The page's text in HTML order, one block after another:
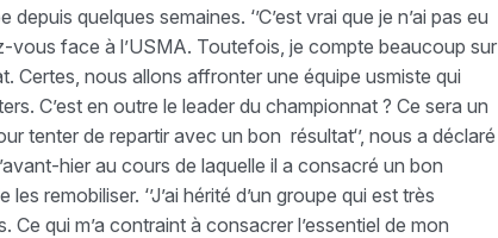
quelques semaines. ‘’C’est vrai que je n’ai pas eu
vous face à l’USMA. Toutefois, je compte beaucoup sur
Certes, nous allons affronter une équipe usmiste qui
C’est en outre le leader du championnat ? Ce sera un
tenter de repartir avec un bon résultat‘’, nous a déclaré
hier au cours de laquelle il a consacré un bon
remobiliser. ‘’J’ai hérité d’un groupe qui est très
qui m’a contraint à consacrer l’essentiel de mon